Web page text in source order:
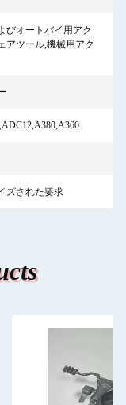
びオートバイ用アク
アツール,機械用アク
ズされた要求